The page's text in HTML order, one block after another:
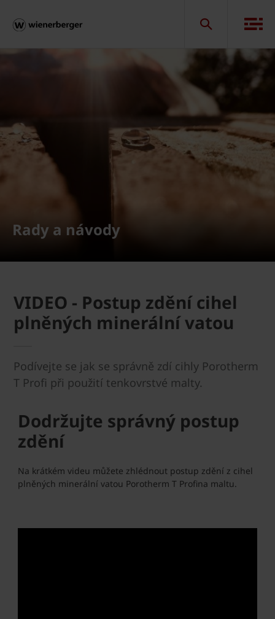
Rady a návody
VIDEO - Postup zdění cihel
plněných minerální vatou
Podívejte se jak se správně zdí cihly Porotherm
T Profi při použití tenkovrstvé malty.
Dodržujte správný postup
zdění
Na krátkém videu můžete zhlédnout postup zdění z cihel
plněných minerální vatou Porotherm T Profina maltu.